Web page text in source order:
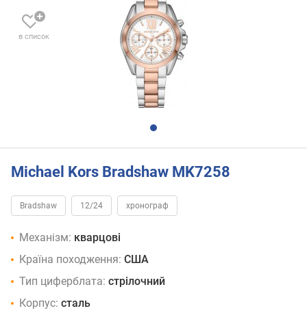
в список
Michael Kors Bradshaw MK7258
Bradshaw 12/24 хронограф
Механізм: кварцові
Країна походження: США
Тип циферблата: стрілочний
Корпус: сталь